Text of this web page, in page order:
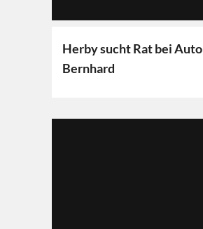
Herby sucht Rat bei Auto
Bernhard